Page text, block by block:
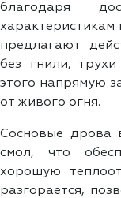
благодаря
характеристикам
предлагают
без гнили,
этого напрямую
от живого огня.
Сосновые дрова
смол, что
хорошую
разгорается,